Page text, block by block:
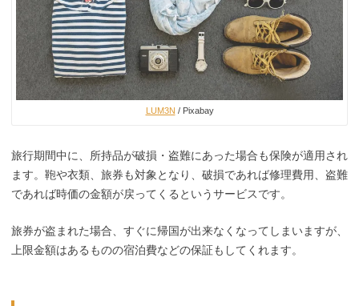
LUM3N / Pixabay
旅行期間中に、所持品が破損・盗難にあった場合も保険が適用され
ます。鞄や衣類、旅券も対象となり、破損であれば修理費用、盗難
であれば時価の金額が戻ってくるというサービスです。
旅券が盗まれた場合、すぐに帰国が出来なくなってしまいますが、
上限金額はあるものの宿泊費などの保証もしてくれます。